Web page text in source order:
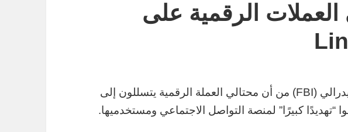
العملات الرقمية على
حذر مكتب التحقيقات الفيدرالي (FBI) من أن محتالي العملة الرقمية يتسللون إلى